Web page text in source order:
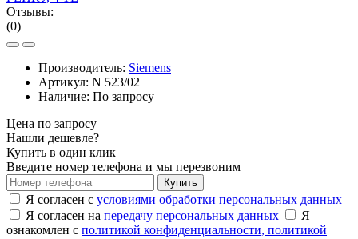
Отзывы:
(0)
Производитель: Siemens
Артикул: N 523/02
Наличие: По запросу
Цена по запросу
Нашли дешевле?
Купить в один клик
Введите номер телефона и мы перезвоним
Купить
Я согласен с условиями обработки персональных данных
Я согласен на передачу персональных данных
Я
ознакомлен с политикой конфиденциальности, политикой